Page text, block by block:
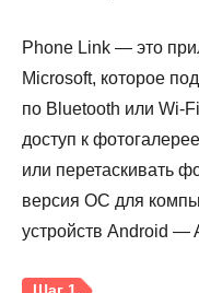
Phone Link — это
Microsoft, которое
по Bluetooth или Wi-
доступ к
или перетаскивать
версия ОС для
устройств Android —